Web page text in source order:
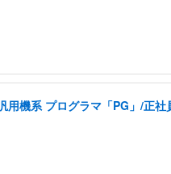
機系 プログラマ「PG」/正